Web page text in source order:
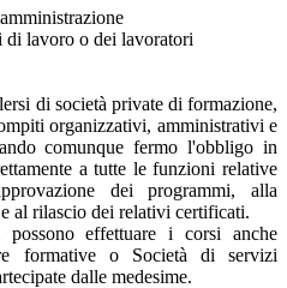
di lavoro o dei lavoratori
di società private di formazione,
organizzativi, amministrativi e
comunque fermo l'obbligo in
a tutte le funzioni relative
dei programmi, alla
al rilascio dei relativi certificati.
effettuare i corsi anche
formative o Società di servizi
dalle medesime.